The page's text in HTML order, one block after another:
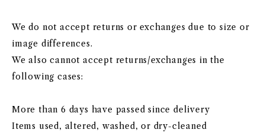
We do not accept returns or exchanges due to size or
image differences.
We also cannot accept returns/exchanges in the
following cases:
More than 6 days have passed since delivery
Items used, altered, washed, or dry-cleaned